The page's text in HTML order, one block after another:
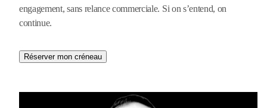
engagement, sans relance commerciale. Si on s’entend, on
continue.
Réserver mon créneau